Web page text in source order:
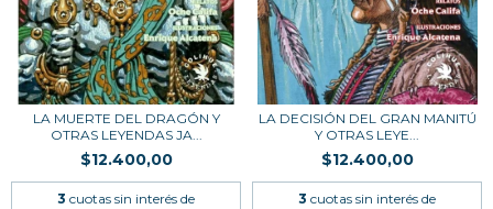
LA MUERTE DEL DRAGÓN Y
OTRAS LEYENDAS JA...
$12.400,00
3 cuotas sin interés de
LA DECISIÓN DEL GRAN MANITÚ
Y OTRAS LEYE...
$12.400,00
3 cuotas sin interés de